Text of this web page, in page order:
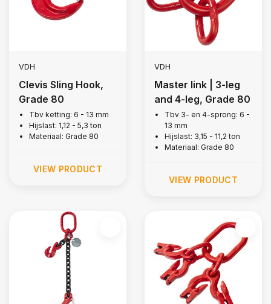
VDH
Clevis Sling Hook,
Grade 80
Tbv ketting: 6 - 13 mm
Hijslast: 1,12 - 5,3 ton
Materiaal: Grade 80
VIEW PRODUCT
VDH
Master link | 3-leg
and 4-leg, Grade 80
Tbv 3- en 4-sprong: 6 -
13 mm
Hijslast: 3,15 - 11,2 ton
Materiaal: Grade 80
VIEW PRODUCT